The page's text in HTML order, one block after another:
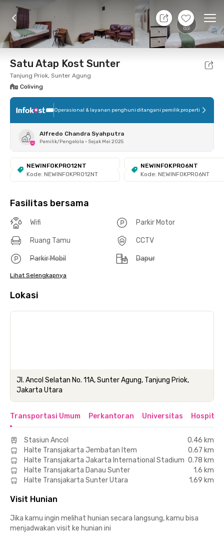
+6
Foto Fasilitas bersama Lokasi Kamar
Satu Atap Kost Sunter
Tanjung Priok, Sunter Agung
Coliving
Operasional & layanan penghuni ditangani pemilik properti
Alfredo Chandra Syahputra
Pemilik/Pengelola • Sejak Mei 2025
NEWINFOKPRO12NT
Kode: NEWINFOKPRO12NT
NEWINFOKPRO6NT
Kode: NEWINFOKPRO6NT
Fasilitas bersama
Wifi Parkir Motor
Ruang Tamu CCTV
Parkir Mobil Dapur
Lihat Selengkapnya
Lokasi
Jl. Ancol Selatan No. 11A, Sunter Agung, Tanjung Priok,
Jakarta Utara
Transportasi Umum Perkantoran Universitas Hospital
Stasiun Ancol
0.46 km
Halte Transjakarta Jembatan Item
0.67 km
Halte Transjakarta Jakarta International Stadium 0.78 km
Halte Transjakarta Danau Sunter
1.6 km
Halte Transjakarta Sunter Utara
1.69 km
Visit Hunian
Jika kamu ingin melihat hunian secara langsung, kamu bisa
menjadwakan visit ke hunian ini